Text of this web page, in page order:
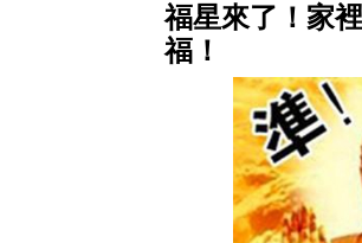
福星來了！家
福！